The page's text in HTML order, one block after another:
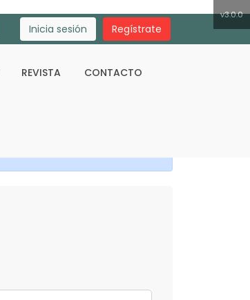
Inicia sesión Regístrate
REVISTA CONTACTO
v3.0.0